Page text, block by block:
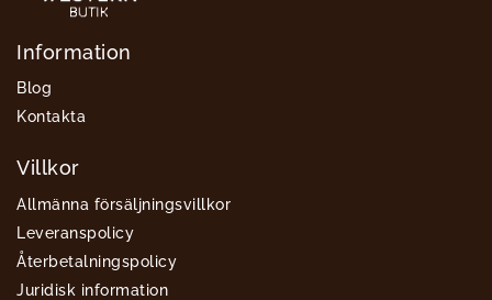
Information
Blog
Kontakta
Villkor
Allmänna försäljningsvillkor
Leveranspolicy
Återbetalningspolicy
Juridisk information